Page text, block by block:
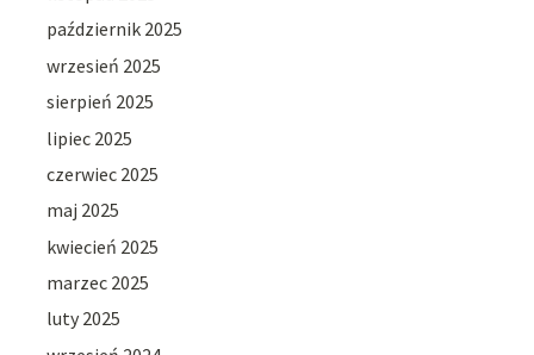
październik 2025
wrzesień 2025
sierpień 2025
lipiec 2025
czerwiec 2025
maj 2025
kwiecień 2025
marzec 2025
luty 2025